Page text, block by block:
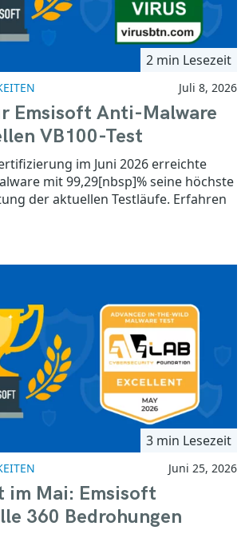
2 min Lesezeit
Juli 8, 2026
Emsisoft Anti-Malware
VB100-Test
im Juni 2026 erreichte
mit 99,29[nbsp]% seine höchste
der aktuellen Testläufe. Erfahren
3 min Lesezeit
Juni 25, 2026
im Mai: Emsisoft
360 Bedrohungen